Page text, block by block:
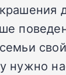
нужно